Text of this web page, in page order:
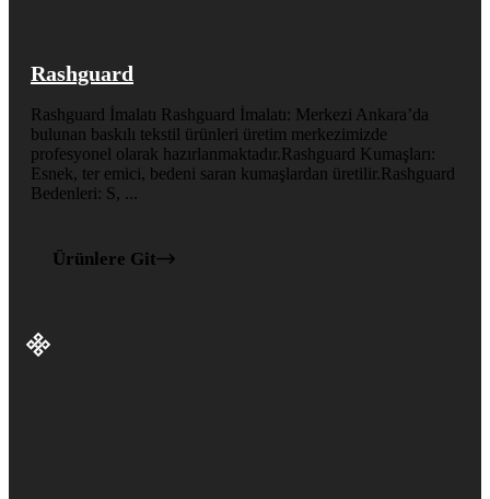
Rashguard
Rashguard İmalatı Rashguard İmalatı: Merkezi Ankara’da
bulunan baskılı tekstil ürünleri üretim merkezimizde
profesyonel olarak hazırlanmaktadır.Rashguard Kumaşları:
Esnek, ter emici, bedeni saran kumaşlardan üretilir.Rashguard
Bedenleri: S, ...
Ürünlere Git